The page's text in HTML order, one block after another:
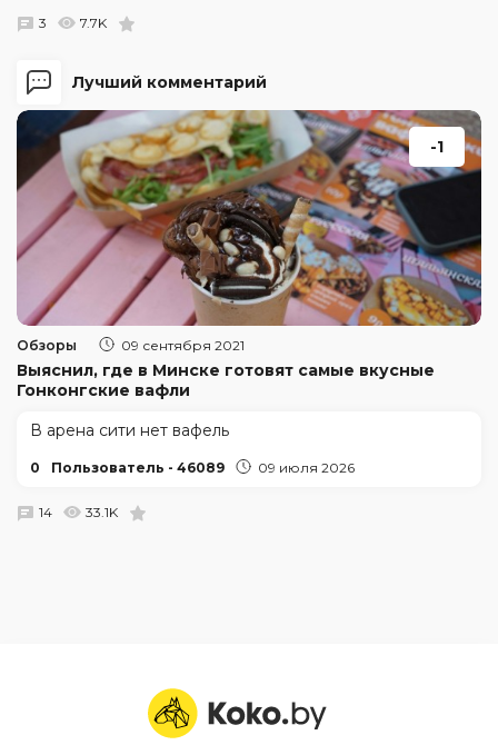
Лучший комментарий
-1
Обзоры 09 сентября 2021
Выяснил, где в Минске готовят самые вкусные
Гонконгские вафли
В арена сити нет вафель
0 Пользователь - 46089 09 июля 2026
14 33.1K
3 7.7K